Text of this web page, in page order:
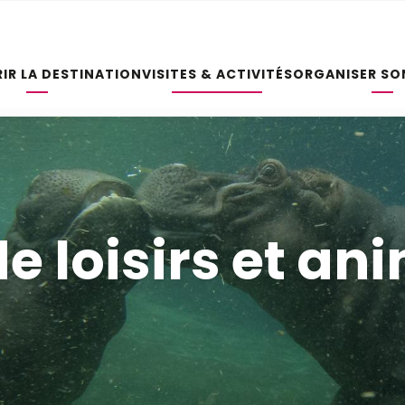
LA DESTINATIONVISITES & ACTIVITÉSORGANISER
loisirs et